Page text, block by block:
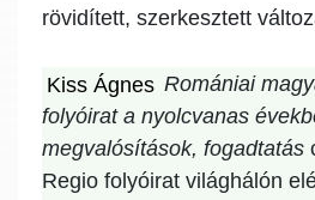
rövidített, szerkesztett
Kiss Ágnes Romániai
folyóirat a nyolcvanas
megvalósítások, fogadtatás
Regio folyóirat világhálón